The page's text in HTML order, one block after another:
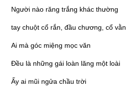
Người nào răng trắng khác thường
tay chuột cổ rắn, đầu chương, cổ vằn
Ai mà góc miệng mọc văn
Đều là những gái loàn lăng một loài
Ấy ai mũi ngửa chầu trời